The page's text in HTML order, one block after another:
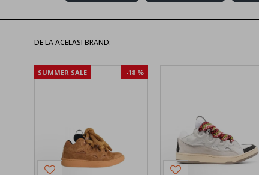
DE LA ACELASI BRAND:
SUMMER SALE -18 %